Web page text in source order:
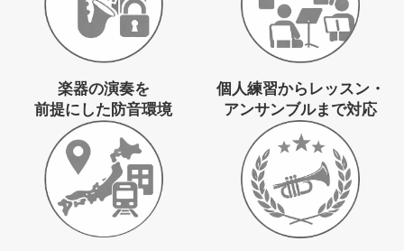
楽器の演奏を
前提にした防音環境
個人練習からレッスン・
アンサンブルまで対応